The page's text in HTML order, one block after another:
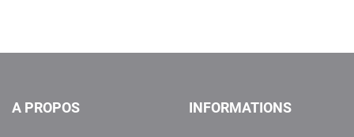
A PROPOS INFORMATIONS